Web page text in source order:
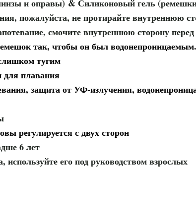
и оправы) & Силиконовый гель
пожалуйста, не протирайте внутреннюю
смочите внутреннюю сторону
так, чтобы он был
тугим
плавания
защита от УФ-излучения,
регулируется с двух сторон
6 лет
используйте его под руководством взрослых